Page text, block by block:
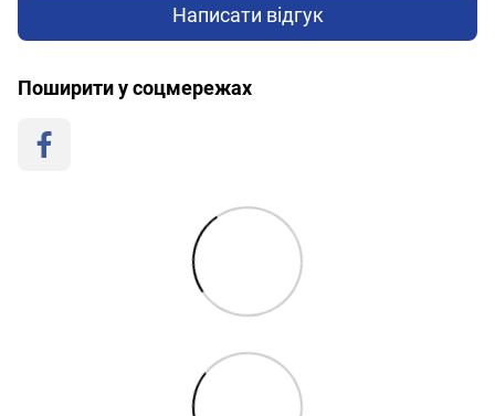
Написати відгук
Поширити у соцмережах